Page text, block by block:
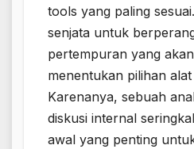
tools yang paling
senjata untuk
pertempuran yang
menentukan pilihan
Karenanya, sebuah
diskusi internal
awal yang penting